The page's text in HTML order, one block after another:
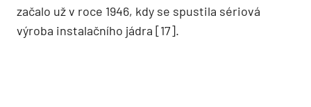
začalo už v roce 1946, kdy se spustila sériová
výroba instalačního jádra [17].